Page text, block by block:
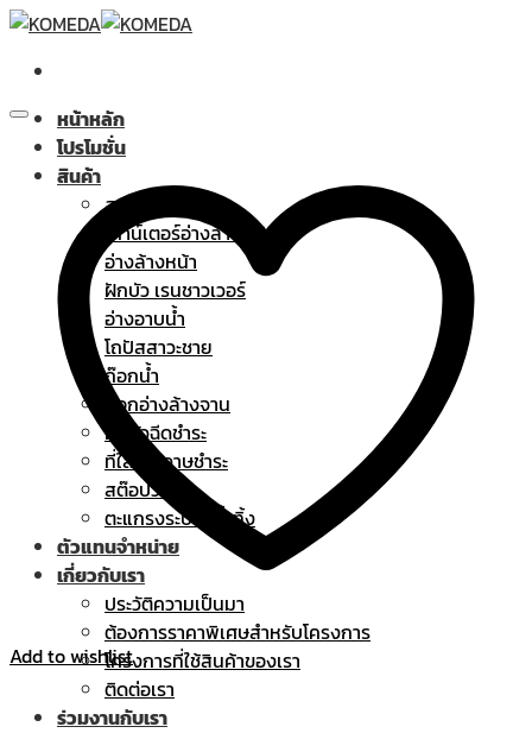
Skip
content
หน้าหลัก
โปรโมชั่น
สินค้า
สุขภัณฑ์
เคาน์เตอร์อ่างล้างหน้า
อ่างล้างหน้า
ฝักบัว เรนชาวเวอร์
อ่างอาบน้ำ
โถปัสสาวะชาย
ก๊อกน้ำ
ก๊อกอ่างล้างจาน
ฝักบัวฉีดชำระ
ที่ใส่กระดาษชำระ
สต๊อปวาล์ว
ตะแกรงระบายน้ำทิ้ง
ตัวแทนจำหน่าย
เกี่ยวกับเรา
ประวัติความเป็นมา
ต้องการราคาพิเศษสำหรับโครงการ
โครงการที่ใช้สินค้าของเรา
ติดต่อเรา
ร่วมงานกับเรา
Add to wishlist